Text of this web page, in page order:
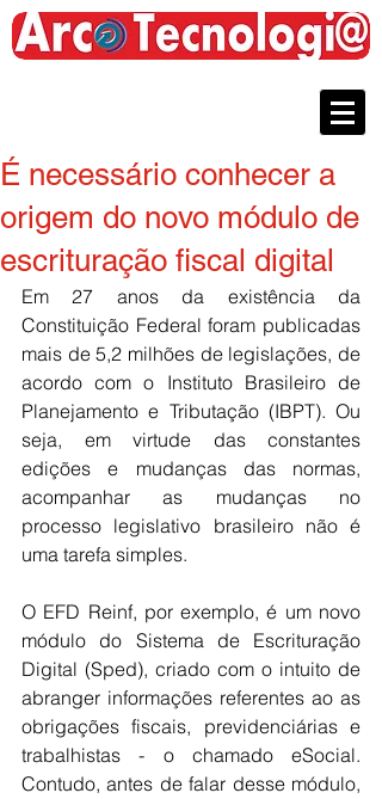
É necessário conhecer a
origem do novo módulo de
escrituração fiscal digital
Em 27 anos da existência da
Constituição Federal foram publicadas
mais de 5,2 milhões de legislações, de
acordo com o Instituto Brasileiro de
Planejamento e Tributação (IBPT). Ou
seja, em virtude das constantes
edições e mudanças das normas,
acompanhar as mudanças no
processo legislativo brasileiro não é
uma tarefa simples.
O EFD Reinf, por exemplo, é um novo
módulo do Sistema de Escrituração
Digital (Sped), criado com o intuito de
abranger informações referentes ao as
obrigações fiscais, previdenciárias e
trabalhistas - o chamado eSocial.
Contudo, antes de falar desse módulo,